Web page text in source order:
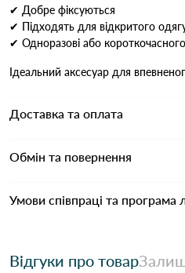
✔ Добре фіксуються
✔ Підходять для відкритого
✔ Одноразові або
Ідеальний аксесуар для
Доставка та оплата
Обмін та повернення
Умови співпраці та програма
Відгуки про товар